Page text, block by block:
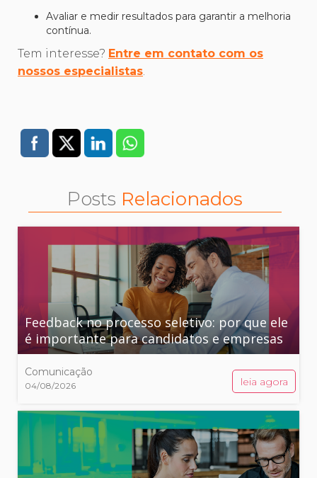
Avaliar e medir resultados para garantir a melhoria
contínua.
Tem interesse? Entre em contato com os
nossos especialistas.
Posts Relacionados
Feedback no processo seletivo: por que ele
é importante para candidatos e empresas
Comunicação
04/08/2026 leia agora